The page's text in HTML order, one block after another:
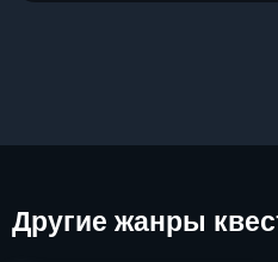
Другие жанры